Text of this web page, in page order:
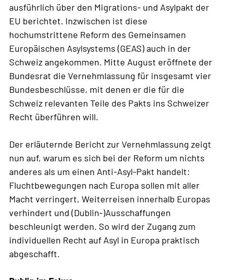
ausführlich über den Migrations- und Asylpakt der
EU berichtet. Inzwischen ist diese
hochumstrittene Reform des Gemeinsamen
Europäischen Asylsystems (GEAS) auch in der
Schweiz angekommen. Mitte August eröffnete der
Bundesrat die Vernehmlassung für insgesamt vier
Bundesbeschlüsse, mit denen er die für die
Schweiz relevanten Teile des Pakts ins Schweizer
Recht überführen will.
Der erläuternde Bericht zur Vernehmlassung zeigt
nun auf, warum es sich bei der Reform um nichts
anderes als um einen Anti-Asyl-Pakt handelt:
Fluchtbewegungen nach Europa sollen mit aller
Macht verringert, Weiterreisen innerhalb Europas
verhindert und (Dublin-)Ausschaffungen
beschleunigt werden. So wird der Zugang zum
individuellen Recht auf Asyl in Europa praktisch
abgeschafft.